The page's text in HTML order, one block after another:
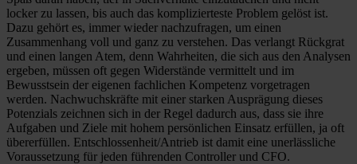
locker zu lassen, bis auch das komplizierteste Problem gelöst ist.
Dazu gehört es, immer wieder nachzufragen, um einen
Zusammenhang voll und ganz zu verstehen. Das verlangt Rückgrat
und einen langen Atem, denn Wahrheiten, die sich aus den Analysen
ergeben, müssen oft gegen Widerstände vermittelt und im
Bewusstsein der eigenen fachlichen Kompetenz vorgetragen
werden. Nachwuchskräfte mit einer starken Ausprägung dieses
Potenzials zeichnen sich in der Regel dadurch aus, dass sie ihre
Aufgaben und Ziele mit hohem persönlichen Einsatz erfüllen, ja oft
übererfüllen. Entschlossenheit/Antrieb ist damit eine unerlässliche
Voraussetzung für jeden führenden Controller und CFO.